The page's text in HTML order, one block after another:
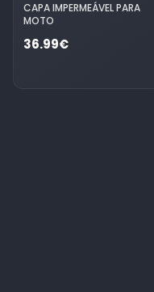
CAPA IMPERMEÁVEL PARA
MOTO
36.99€